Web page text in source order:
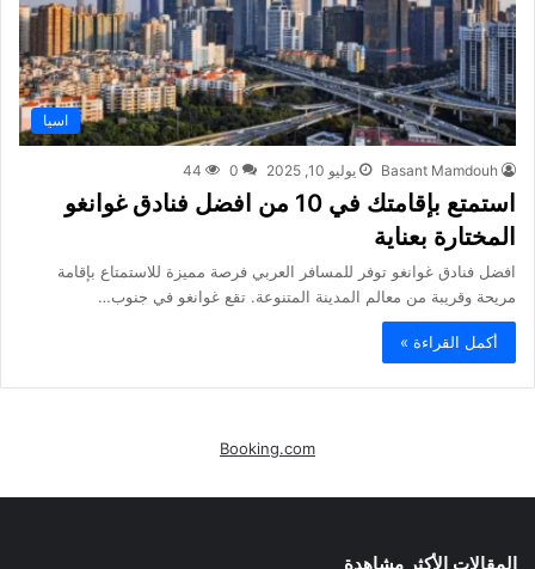
اسيا
Basant Mamdouh يوليو 10, 2025 0
44
استمتع بإقامتك في 10 من افضل فنادق غوانغو
المختارة بعناية
افضل فنادق غوانغو توفر للمسافر العربي فرصة مميزة للاستمتاع بإقامة
مريحة وقريبة من معالم المدينة المتنوعة. تقع غوانغو في جنوب…
أكمل القراءة »
Booking.com
المقالات الأكثر مشاهدة